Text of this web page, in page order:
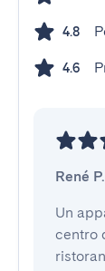
4.8
4.6
René P.
Un
centro